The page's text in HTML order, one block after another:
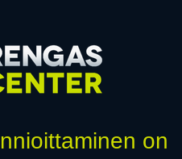
löytäneet
on